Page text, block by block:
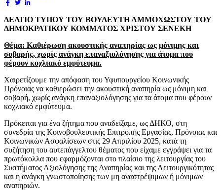
ΔΕΛΤΙΟ ΤΥΠΟΥ ΤΟΥ ΒΟΥΛΕΥΤΗ ΑΜΜΟΧΩΣΤΟΥ ΤΟΥ
ΔΗΜΟΚΡΑΤΙΚΟΥ ΚΟΜΜΑΤΟΣ ΧΡΙΣΤΟΥ ΣΕΝΕΚΗ
Θέμα: Καθιέρωση ακουστικής αναπηρίας ως μόνιμης και
σοβαρής, χωρίς ανάγκη επαναξιολόγησης για άτομα που
φέρουν κοχλιακό εμφύτευμα.
Χαιρετίζουμε την απόφαση του Υφυπουργείου Κοινωνικής
Πρόνοιας να καθιερώσει την ακουστική αναπηρία ως μόνιμη και
σοβαρή, χωρίς ανάγκη επαναξιολόγησης για τα άτομα που φέρουν
κοχλιακό εμφύτευμα.
Πρόκειται για ένα ζήτημα που αναδείξαμε, ως ΔΗΚΟ, στη
συνεδρία της Κοινοβουλευτικής Επιτροπής Εργασίας, Πρόνοιας και
Κοινωνικών Ασφαλίσεων στις 29 Απριλίου 2025, κατά τη
συζήτηση του αυτεπάγγελτου θέματος που είχαμε εγγράψει για τα
πρωτόκολλα που εφαρμόζονται στο πλαίσιο της λειτουργίας του
Συστήματος Αξιολόγησης της Αναπηρίας και της Λειτουργικότητας
και η ανάγκη γνωστοποίησης των μη αναστρέψιμων ή μόνιμων
αναπηριών.